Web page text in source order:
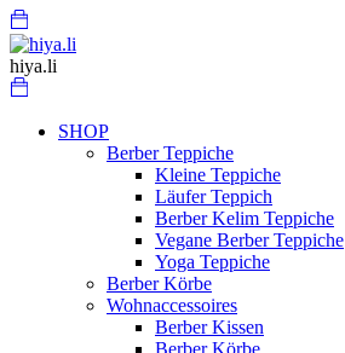
Skip
to
content
Menu
hiya.li
SHOP
Berber Teppiche
Kleine Teppiche
Läufer Teppich
Berber Kelim Teppiche
Vegane Berber Teppiche
Yoga Teppiche
Berber Körbe
Wohnaccessoires
Berber Kissen
Berber Körbe